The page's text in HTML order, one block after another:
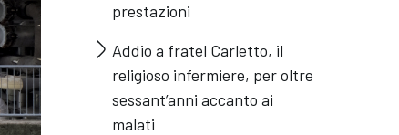
prestazioni
Addio a fratel Carletto, il
religioso infermiere, per oltre
sessant’anni accanto ai
malati